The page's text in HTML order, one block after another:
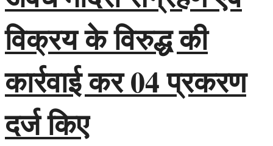
विक्रय के विरुद्ध की
कार्रवाई कर 04 प्रकरण
दर्ज किए